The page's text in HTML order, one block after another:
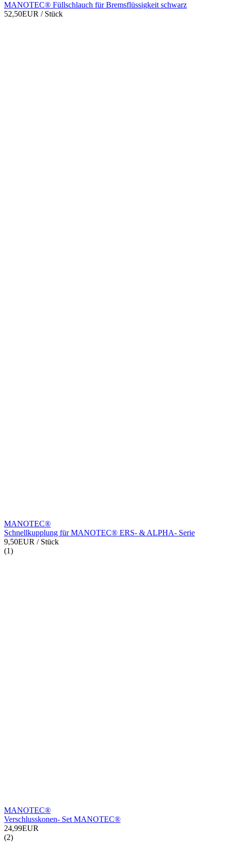
MANOTEC® Füllschlauch für Bremsflüssigkeit schwarz
52,50EUR / Stück
MANOTEC®
Schnellkupplung für MANOTEC® ERS- & ALPHA- Serie
9,50EUR / Stück
(1)
MANOTEC®
Verschlusskonen- Set MANOTEC®
24,99EUR
(2)